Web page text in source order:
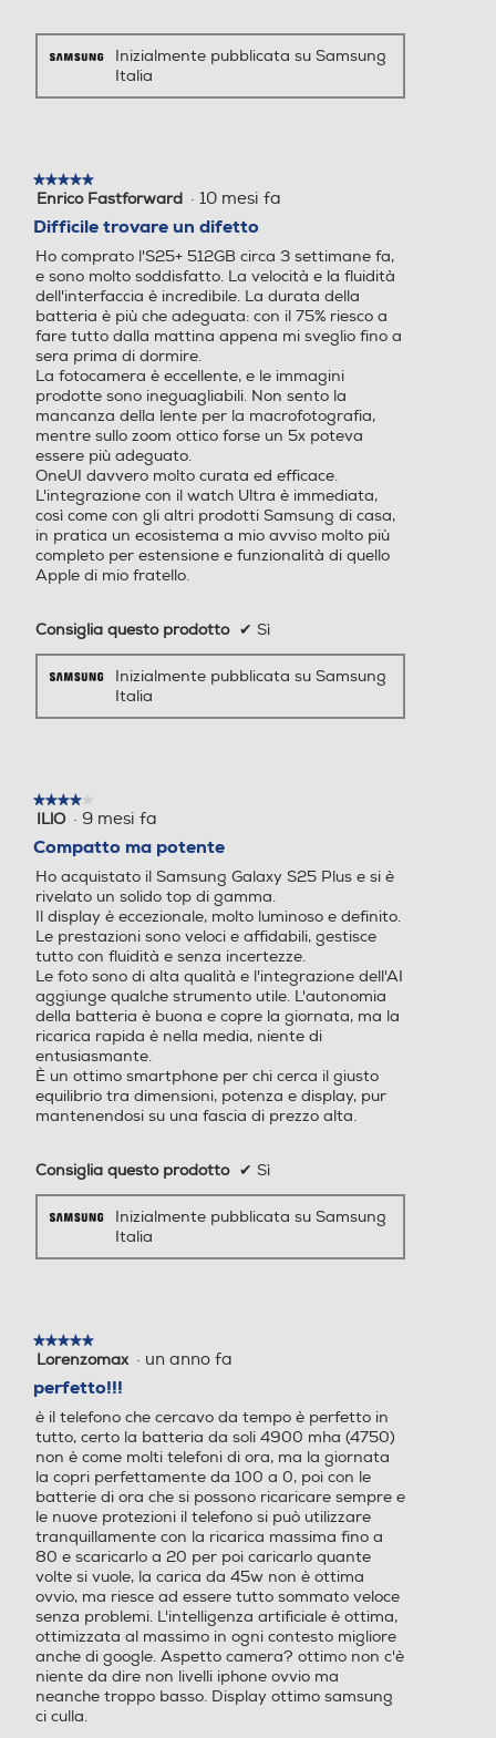
Alimentazione
Ricarica Wireless
Tipo di batteria
4.900 mAh Ricarica Ultra-Rapida 45W
Tastiera
Tastiera touchscreen
Nuova Classe efficienza energetica
43,38
Durata della batteria in cicli
2000
Classe di riparabilità
Classe di riparabilità C
Classe di affidabilità in caso di caduta libera (1 metro)
Classe affidabilità caduta libera A
Indice di protezione - IP
Dimensioni - Peso
Altezza-mm
Larghezza-mm
75,8
Profondità-mm
7,3
Peso-gr
190
Informazioni sulla sicurezza del prodotto
Clicca qui
grandiosi
S25+. Sono infatti dotati di un
processore progettato su misura (il
più potente da noi creato), di una
durata della batteria ottimizzata e
della nostra AI più innovativa. Scegli
di fare le cose ancora più in grande
e opta per il Galaxy S25+ con display
da 6,7 pollici.
Entra nella nuova era degli
smartphone con il tuo compagno AI
capace di rispondere ad ogni tua
esigenza. Lasciati guidare dal
linguaggio naturale e gestisci le
attività di ogni giorno con il minimo
sforzo.
e Video: 4320x7680 (8K 3
0 fps), 2160x3840 (UHD 6
0 fps), 2160x3840 (UHD 3
ps), 1440x1440 (1:1), 1080x
Zoom fotocamera
Zoom ottico a 3x, zoom di q
ualità ottica a 2x, zoom digi
tale fino a 30x
Zoom fotocamera
Presenza autofocus Presenza autofocus
Flash incorporato Flash incorporato
Megapixel fotocamera fron
Capacità di memoria-GB
256
Capacità RAM - MB
12000
Capacità RAM - MB
Tipo di RAM Tipo di RAM
Espansione memoria-GB
Tipo di memoria Tipo di memoria
Tecnologia NFC Tecnologia NFC
Porta USB Porta USB
Tipo USB
USB Type-C
Tipo USB
Altre connessioni
Inizialmente pubblicata su Samsung
Italia
★★★★★
★★★★★
5
5
stelle.
Enrico Fastforward · 10 mesi fa
Difficile trovare un difetto
Ho comprato l'S25+ 512GB circa 3 settimane fa,
e sono molto soddisfatto. La velocità e la fluidità
dell'interfaccia è incredibile. La durata della
batteria è più che adeguata: con il 75% riesco a
fare tutto dalla mattina appena mi sveglio fino a
sera prima di dormire.
La fotocamera è eccellente, e le immagini
prodotte sono ineguagliabili. Non sento la
mancanza della lente per la macrofotografia,
mentre sullo zoom ottico forse un 5x poteva
essere più adeguato.
OneUI davvero molto curata ed efficace.
L'integrazione con il watch Ultra è immediata,
così come con gli altri prodotti Samsung di casa,
in pratica un ecosistema a mio avviso molto più
completo per estensione e funzionalità di quello
Apple di mio fratello.
Consiglia questo prodotto ✔ Sì
Inizialmente pubblicata su Samsung
Italia
★★★★★
★★★★★
4
5
stelle.
ILlO · 9 mesi fa
Compatto ma potente
Ho acquistato il Samsung Galaxy S25 Plus e si è
rivelato un solido top di gamma.
​Il display è eccezionale, molto luminoso e definito.
Le prestazioni sono veloci e affidabili, gestisce
tutto con fluidità e senza incertezze.
​Le foto sono di alta qualità e l'integrazione dell'AI
aggiunge qualche strumento utile. L'autonomia
della batteria è buona e copre la giornata, ma la
ricarica rapida è nella media, niente di
entusiasmante.
​È un ottimo smartphone per chi cerca il giusto
equilibrio tra dimensioni, potenza e display, pur
mantenendosi su una fascia di prezzo alta.
Consiglia questo prodotto ✔ Sì
Inizialmente pubblicata su Samsung
Italia
★★★★★
★★★★★
5
5
stelle.
Lorenzomax · un anno fa
perfetto!!!
è il telefono che cercavo da tempo è perfetto in
tutto, certo la batteria da soli 4900 mha (4750)
non è come molti telefoni di ora, ma la giornata
la copri perfettamente da 100 a 0, poi con le
batterie di ora che si possono ricaricare sempre e
le nuove protezioni il telefono si può utilizzare
tranquillamente con la ricarica massima fino a
80 e scaricarlo a 20 per poi caricarlo quante
volte si vuole, la carica da 45w non è ottima
ovvio, ma riesce ad essere tutto sommato veloce
senza problemi. L'intelligenza artificiale è ottima,
ottimizzata al massimo in ogni contesto migliore
anche di google. Aspetto camera? ottimo non c'è
niente da dire non livelli iphone ovvio ma
neanche troppo basso. Display ottimo samsung
ci culla.